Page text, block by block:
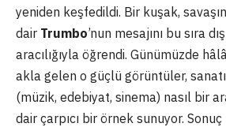
yeniden keşfedildi. Bir kuşak,
dair Trumbo’nun mesajını bu sıra
aracılığıyla öğrendi. Günümüzde
akla gelen o güçlü görüntüler,
(müzik, edebiyat, sinema) nasıl bir
dair çarpıcı bir örnek sunuyor. Sonuç